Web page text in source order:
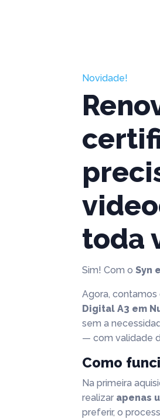
Novidade!
toda
Sim! Com o Syn
Agora,
Digital A3 em
sem a
— com validade
Como
Na primeira
realizar apenas
preferir, o